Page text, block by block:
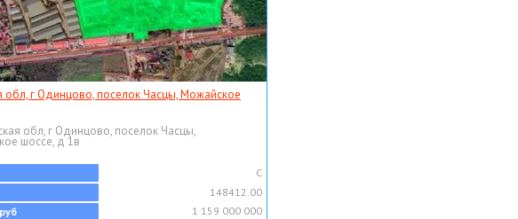
обл, г Одинцово, поселок Часцы, Можайское
обл, г Одинцово, поселок Часцы,
шоссе, д 1в
C
148412.00
1 159 000 000